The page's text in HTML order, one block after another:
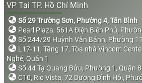
VP Tại TP. Hồ Chí Minh
Số 29 Trường Sơn, Phường 4, Tân Bình
Pearl Plaza, 561A Điện Biên Phủ,
Số 244/29 Huỳnh Văn Bánh, Phường
L17-11, Tầng 17, Tòa nhà Vincom
Nghé, Quận 1
Số 44 Tạ Quang Bửu, Phường 1, Quận 8
C10, Rio Vista, 72 Dương Đình Hội,